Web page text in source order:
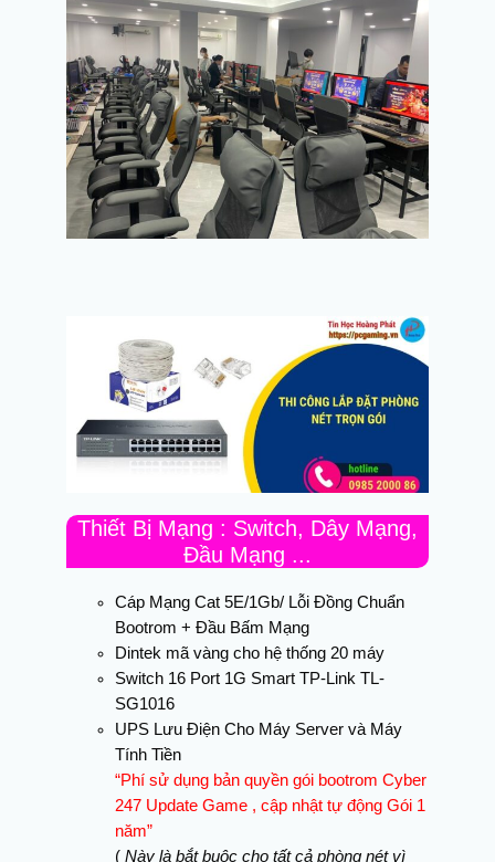
Thiết Bị Mạng : Switch, Dây Mạng,
Đầu Mạng ...
Cáp Mạng Cat 5E/1Gb/ Lỗi Đồng Chuẩn
Bootrom + Đầu Bấm Mạng
Dintek mã vàng cho hệ thống 20 máy
Switch 16 Port 1G Smart TP-Link TL-
SG1016
UPS Lưu Điện Cho Máy Server và Máy
Tính Tiền
“Phí sử dụng bản quyền gói bootrom Cyber
247 Update Game , cập nhật tự động Gói 1
năm”
( Này là bắt buộc cho tất cả phòng nét vì